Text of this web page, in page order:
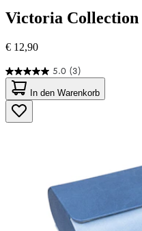
Victoria Collection
€ 12,90
5.0 (3)
5.0
von
5
Sternen.
3
In den Warenkorb